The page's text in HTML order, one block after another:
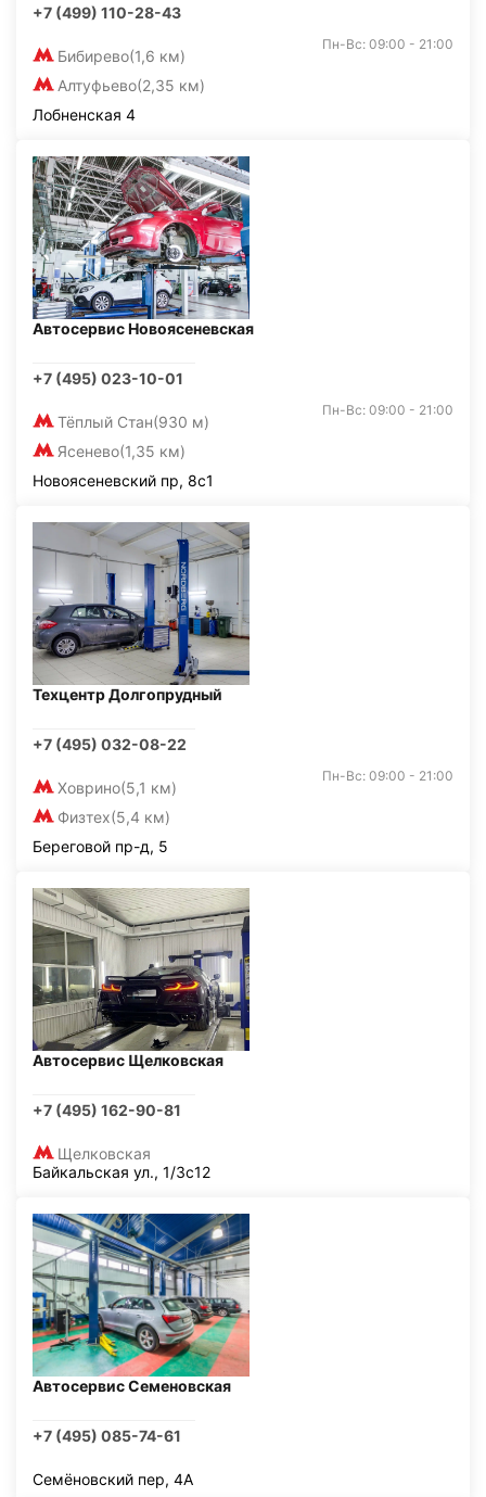
+7 (499) 110-28-43
Бибирево(1,6 км)
Алтуфьево(2,35 км)
Пн-Вс: 09:00 - 21:00
Лобненская 4
Автосервис Новоясеневская
+7 (495) 023-10-01
Тёплый Стан(930 м)
Ясенево(1,35 км)
Пн-Вс: 09:00 - 21:00
Новоясеневский пр, 8с1
Техцентр Долгопрудный
+7 (495) 032-08-22
Ховрино(5,1 км)
Физтех(5,4 км)
Пн-Вс: 09:00 - 21:00
Береговой пр-д, 5
Автосервис Щелковская
+7 (495) 162-90-81
Щелковская
Байкальская ул., 1/3с12
Автосервис Семеновская
+7 (495) 085-74-61
Семёновский пер, 4А